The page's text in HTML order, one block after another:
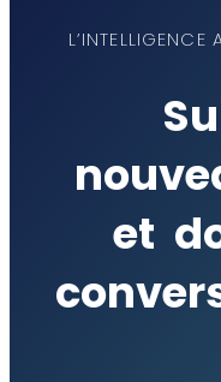
L’INTELLIGENCE
et